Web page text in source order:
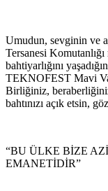
Umudun, sevginin ve
Tersanesi
bahtiyarlığını
TEKNOFEST Mavi
Birliğiniz,
bahtınızı açık etsin,
“BU ÜLKE BİZE
EMANETİDİR”